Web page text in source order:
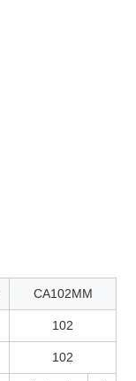
CA102MM
102
102